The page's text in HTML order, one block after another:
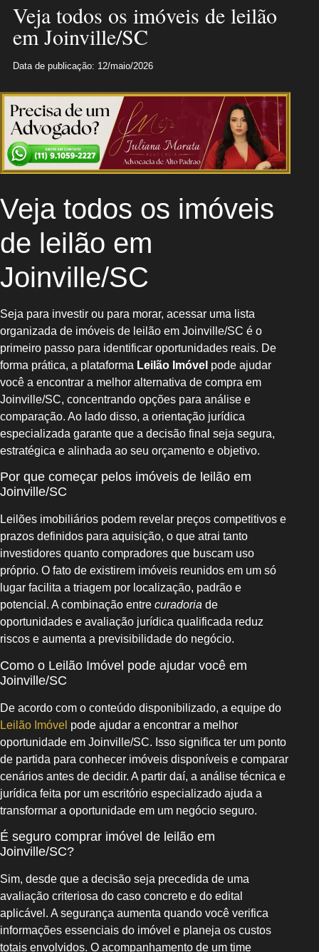
Veja todos os imóveis de leilão
em Joinville/SC
Data de publicação: 12/maio/2026
Veja todos os imóveis
de leilão em
Joinville/SC
Seja para investir ou para morar, acessar uma lista
organizada de imóveis de leilão em Joinville/SC é o
primeiro passo para identificar oportunidades reais. De
forma prática, a plataforma Leilão Imóvel pode ajudar
você a encontrar a melhor alternativa de compra em
Joinville/SC, concentrando opções para análise e
comparação. Ao lado disso, a orientação jurídica
especializada garante que a decisão final seja segura,
estratégica e alinhada ao seu orçamento e objetivo.
Por que começar pelos imóveis de leilão em
Joinville/SC
Leilões imobiliários podem revelar preços competitivos e
prazos definidos para aquisição, o que atrai tanto
investidores quanto compradores que buscam uso
próprio. O fato de existirem imóveis reunidos em um só
lugar facilita a triagem por localização, padrão e
potencial. A combinação entre curadoria de
oportunidades e avaliação jurídica qualificada reduz
riscos e aumenta a previsibilidade do negócio.
Como o Leilão Imóvel pode ajudar você em
Joinville/SC
De acordo com o conteúdo disponibilizado, a equipe do
Leilão Imóvel pode ajudar a encontrar a melhor
oportunidade em Joinville/SC. Isso significa ter um ponto
de partida para conhecer imóveis disponíveis e comparar
cenários antes de decidir. A partir daí, a análise técnica e
jurídica feita por um escritório especializado ajuda a
transformar a oportunidade em um negócio seguro.
É seguro comprar imóvel de leilão em
Joinville/SC?
Sim, desde que a decisão seja precedida de uma
avaliação criteriosa do caso concreto e do edital
aplicável. A segurança aumenta quando você verifica
informações essenciais do imóvel e planeja os custos
totais envolvidos. O acompanhamento de um time